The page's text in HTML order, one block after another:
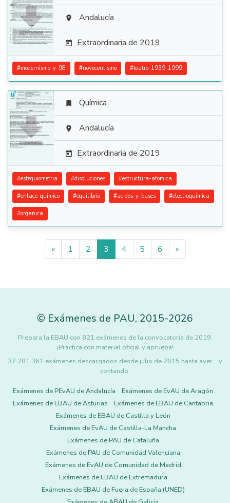
  Andalucía
 Extraordinaria de 2019
#modernismo-y-98 #novecentismo #teatro-1939-1999

 Química
 Andalucía
 Extraordinaria de 2019
#estequiometria #disoluciones #estructura-atomica
#enlace-quimico #equilibrio #acidos-y-bases #electroquimica
#organica
« 1 2 3 4 5 6 »
© Exámenes de PAU, 2015-2026
Prepara la EBAU con 821 exámenes de la convocatoria de 2019.
¡Practica con material oficial y aprueba!
37.281.361 exámenes descargados desde julio de 2015 hasta ayer... y
contando.
Exámenes de PEvAU de Andalucía
Exámenes de EvAU de Aragón
Exámenes de EBAU de Asturias
Exámenes de EBAU de Cantabria
Exámenes de EBAU de Castilla y León
Exámenes de EvAU de Castilla-La Mancha
Exámenes de PAU de Cataluña
Exámenes de PAU de Comunidad Valenciana
Exámenes de EvAU de Comunidad de Madrid
Exámenes de EBAU de Extremadura
Exámenes de EBAU de Fuera de España (UNED)